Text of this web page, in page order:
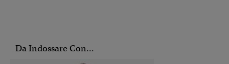
Da Indossare Con...